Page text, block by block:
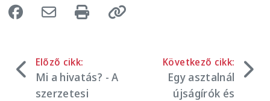
Előző cikk:
Mi a hivatás? - A
szerzetesi
Következő cikk:
Egy asztalnál
újságírók és